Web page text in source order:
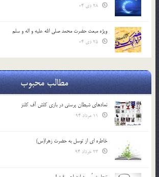
ویژه مبعث حضرت محمد صلی الله علیه و اله و سلم
مطالب محبوب
نمادهای شیطان پرستی در بازی کلش آف کلنز
خاطره ای از توسل به حضرت زهرا(س)